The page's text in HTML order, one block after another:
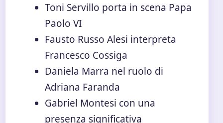
Toni Servillo porta in scena Papa
Paolo VI
Fausto Russo Alesi interpreta
Francesco Cossiga
Daniela Marra nel ruolo di
Adriana Faranda
Gabriel Montesi con una
presenza significativa